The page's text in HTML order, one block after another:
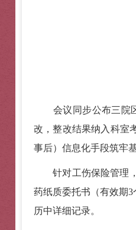
会议同步公布三院区
改，整改结果纳入科室
事后）信息化手段筑牢
针对工伤保险管理，
药纸质委托书（有效期
历中详细记录。